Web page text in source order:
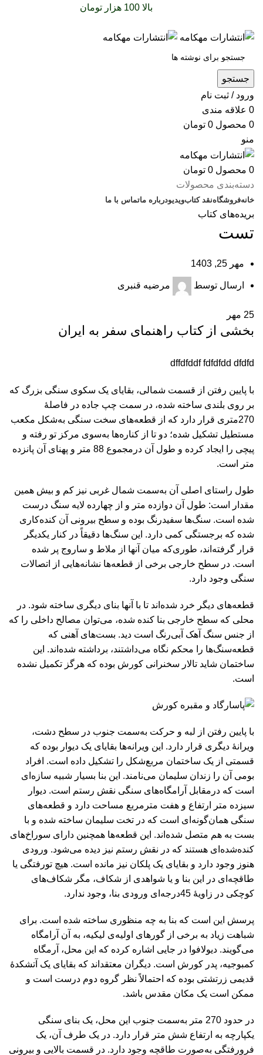
بالا 100 هزار تومان
جستجو
ورود / ثبت نام
0 علاقه مندی
0 محصول 0 تومان
منو
0 محصول 0 تومان
دسته‌بندی محصولات
خانهفروشگاهنقد کتابویدیودرباره‌ ماتماس با ما
بریده‌های کتاب
تست
مهر 25, 1403
ارسال توسط مرضیه قنبری
25 مهر
بخشی از کتاب راهنمای سفر به ایران
dffdfddf fdfdfdd dfdfd
با پایین رفتن از قسمت شمالی، بقایای یک سکوی سنگی بزرگ که
بر روی بلندی ساخته شده، در سمت چپ جاده در فاصلۀ
270متری قرار دارد که از قطعه‌های سخت سنگی به‌شکل مکعب
مستطیل تشکیل شده؛ دو تا از کناره‌ها به‌سوی مرکز تو رفته و
پیچی را ایجاد کرده و طول آن درمجموع 88 متر و پهنای آن پانزده
متر است.
طول راستای اصلی آن به‌سمت شمال غربی نیز کم و بیش همین
مقدار است: طول آن دوازده متر و از چهارده لایه سنگ درست
شده است. سنگ‌ها سفیدرنگ بوده و سطح بیرونی آن کنده‌کاری
شده که برجستگی کمی دارد. این سنگ‌ها دقیقاً در کنار یکدیگر
قرار گرفته‌اند، طوری‌که میان آنها از ملاط و ساروج پر شده
است. در سطح خارجی برخی از قطعه‌ها نشانه‌هایی از اتصالات
سنگی وجود دارد.
قطعه‌های دیگر خرد شده‌اند تا با آنها بنای دیگری ساخته شود. در
محلی که سطح خارجی بنا کنده شده، می‌توان مصالح داخلی را که
از جنس سنگ آهک آبی‌رنگ است دید. بست‌های آهنی که
قطعه‌سنگ‌‌ها را محکم نگاه می‌داشتند، برداشته شده‌اند. این
ساختمان شاید تالار سخنرانی کورش بوده که هرگز تکمیل نشده
است.
با پایین رفتن از لبه و حرکت به‌سمت جنوب در سطح دشت،
ویرانۀ دیگری قرار دارد. این ویرانه‌ها بقایای یک دیوار بوده که
قسمتی از یک ساختمان مربع‌شکل را تشکیل داده است. افراد
بومی آن را زندان سلیمان می‌نامند. این بنا بسیار شبیه سازه‌ای
است که درمقابل آرامگاه‌های سنگی نقش رستم است. دیوار
سیزده متر ارتفاع و هفت مترمربع مساحت دارد و قطعه‌های
سنگی همان‌گونه‌ای است که در تخت سلیمان ساخته شده و با
بست به هم متصل شده‌اند. این قطعه‌ها همچنین دارای سوراخ‌های
کنده‌شده‌ای هستند که در نقش رستم نیز دیده می‌شود. ورودی
هنوز وجود دارد و بقایای یک پلکان نیز مانده است. هیچ تورفتگی یا
طاقچه‌ای در این بنا و یا شواهدی از شکاف، مگر شکاف‌های
کوچکی در زاویۀ 45درجه‌ای ورودی بنا، وجود ندارد.
پرسش این است که بنا به چه منظوری ساخته شده است. برای
شباهت زیاد به برخی از گورهای اولیه‌ی لیکیه، به آن آرامگاه
می‌گویند. دیولافوا در جایی اشاره کرده که این محل، آرمگاه
کمبوجیه، پدر کورش است. دیگران معتقداند که بقایای یک آتشکدۀ
قدیمی زرتشتی بوده که احتمالاً نظر گروه دوم درست است و
ممکن است یک مکان مقدس باشد.
در حدود 270 متر به‌سمت جنوب این محل، یک بنای سنگی
یکپارچه به ارتفاع شش متر قرار دارد. در یک طرف آن، یک
فرورفتگی به‌صورت طاقچه وجود دارد. در قسمت بالایی و بیرونی